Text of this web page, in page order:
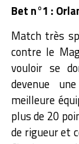
Bet n°1 :
Match très
contre le
vouloir se
devenue
meilleure
plus de 20
de rigueur et